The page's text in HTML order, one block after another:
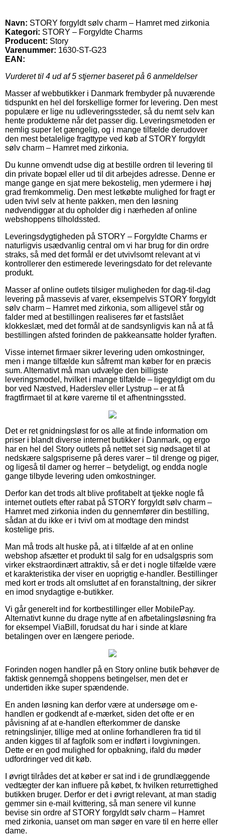
Navn: STORY forgyldt sølv charm – Hamret med zirkonia
Kategori: STORY – Forgyldte Charms
Producent: Story
Varenummer: 1630-ST-G23
EAN:
Vurderet til 4 ud af 5 stjerner baseret på 6 anmeldelser
Masser af webbutikker i Danmark frembyder på nuværende
tidspunkt en hel del forskellige former for levering. Den mest
populære er lige nu udleveringssteder, så du nemt selv kan
hente produkterne når det passer dig. Leveringsmetoden er
nemlig super let gængelig, og i mange tilfælde derudover
den mest betalelige fragttype ved køb af STORY forgyldt
sølv charm – Hamret med zirkonia.
Du kunne omvendt udse dig at bestille ordren til levering til
din private bopæl eller ud til dit arbejdes adresse. Denne er
mange gange en sjat mere bekostelig, men ydermere i høj
grad fremkommelig. Den mest letkøbte mulighed for fragt er
uden tvivl selv at hente pakken, men den løsning
nødvendiggør at du opholder dig i nærheden af online
webshoppens tilholdssted.
Leveringsdygtigheden på STORY – Forgyldte Charms er
naturligvis usædvanlig central om vi har brug for din ordre
straks, så med det formål er det utvivlsomt relevant at vi
kontrollerer den estimerede leveringsdato for det relevante
produkt.
Masser af online outlets tilsiger muligheden for dag-til-dag
levering på massevis af varer, eksempelvis STORY forgyldt
sølv charm – Hamret med zirkonia, som alligevel står og
falder med at bestillingen realiseres før et fastslået
klokkeslæt, med det formål at de sandsynligvis kan nå at få
bestillingen afsted forinden de pakkeansatte holder fyraften.
Visse internet firmaer sikrer levering uden omkostninger,
men i mange tilfælde kun såfremt man køber for en præcis
sum. Alternativt må man udvælge den billigste
leveringsmodel, hvilket i mange tilfælde – ligegyldigt om du
bor ved Næstved, Haderslev eller Lystrup – er at få
fragtfirmaet til at køre varerne til et afhentningssted.
Det er ret gnidningsløst for os alle at finde information om
priser i blandt diverse internet butikker i Danmark, og ergo
har en hel del Story outlets på nettet set sig nødsaget til at
nedskære salgspriserne på deres varer – til drenge og piger,
og ligeså til damer og herrer – betydeligt, og endda nogle
gange tilbyde levering uden omkostninger.
Derfor kan det trods alt blive profitabelt at tjekke nogle få
internet outlets efter rabat på STORY forgyldt sølv charm –
Hamret med zirkonia inden du gennemfører din bestilling,
sådan at du ikke er i tvivl om at modtage den mindst
kostelige pris.
Man må trods alt huske på, at i tilfælde af at en online
webshop afsætter et produkt til salg for en udsalgspris som
virker ekstraordinært attraktiv, så er det i nogle tilfælde være
et karakteristika der viser en uoprigtig e-handler. Bestillinger
med kort er trods alt omsluttet af en foranstaltning, der sikrer
en imod snydagtige e-butikker.
Vi går generelt ind for kortbestillinger eller MobilePay.
Alternativt kunne du drage nytte af en afbetalingsløsning fra
for eksempel ViaBill, forudsat du har i sinde at klare
betalingen over en længere periode.
Forinden nogen handler på en Story online butik behøver de
faktisk gennemgå shoppens betingelser, men det er
undertiden ikke super spændende.
En anden løsning kan derfor være at undersøge om e-
handlen er godkendt af e-mærket, siden det ofte er en
påvisning af at e-handlen efterkommer de danske
retningslinjer, tillige med at online forhandleren fra tid til
anden kigges til af fagfolk som er indført i lovgivningen.
Dette er en god mulighed for opbakning, ifald du møder
udfordringer ved dit køb.
I øvrigt tilrådes det at køber er sat ind i de grundlæggende
vedtægter der kan influere på købet, fx hvilken returrettighed
butikken bruger. Derfor er det i øvrigt relevant, at man stadig
gemmer sin e-mail kvittering, så man senere vil kunne
bevise sin ordre af STORY forgyldt sølv charm – Hamret
med zirkonia, uanset om man søger en vare til en herre eller
dame.